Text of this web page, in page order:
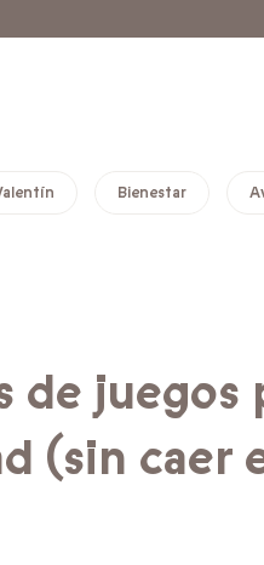
Bienestar
de juegos
(sin caer